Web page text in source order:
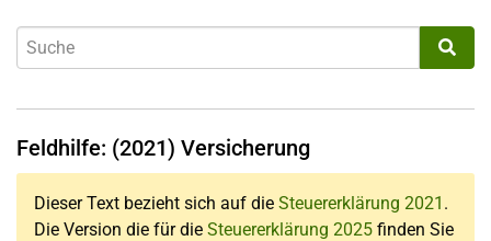
Feldhilfe: (2021) Versicherung
Dieser Text bezieht sich auf die Steuererklärung 2021 .
Die Version die für die Steuererklärung 2025 finden Sie